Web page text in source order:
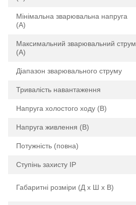
Мінімальна зварювальна напруга
(А)
Максимальний зварювальний струм
(А)
Діапазон зварювального струму
Тривалість навантаження
Напруга холостого ходу (В)
Напруга живлення (В)
Потужність (повна)
Ступінь захисту IP
Габаритні розміри (Д х Ш х В)